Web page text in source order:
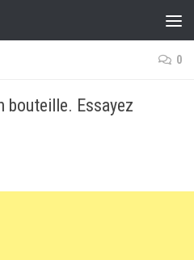
0
bouteille. Essayez